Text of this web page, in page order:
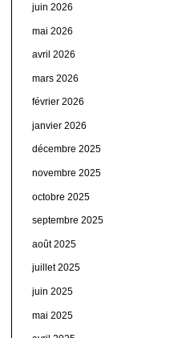
juin 2026
mai 2026
avril 2026
mars 2026
février 2026
janvier 2026
décembre 2025
novembre 2025
octobre 2025
septembre 2025
août 2025
juillet 2025
juin 2025
mai 2025